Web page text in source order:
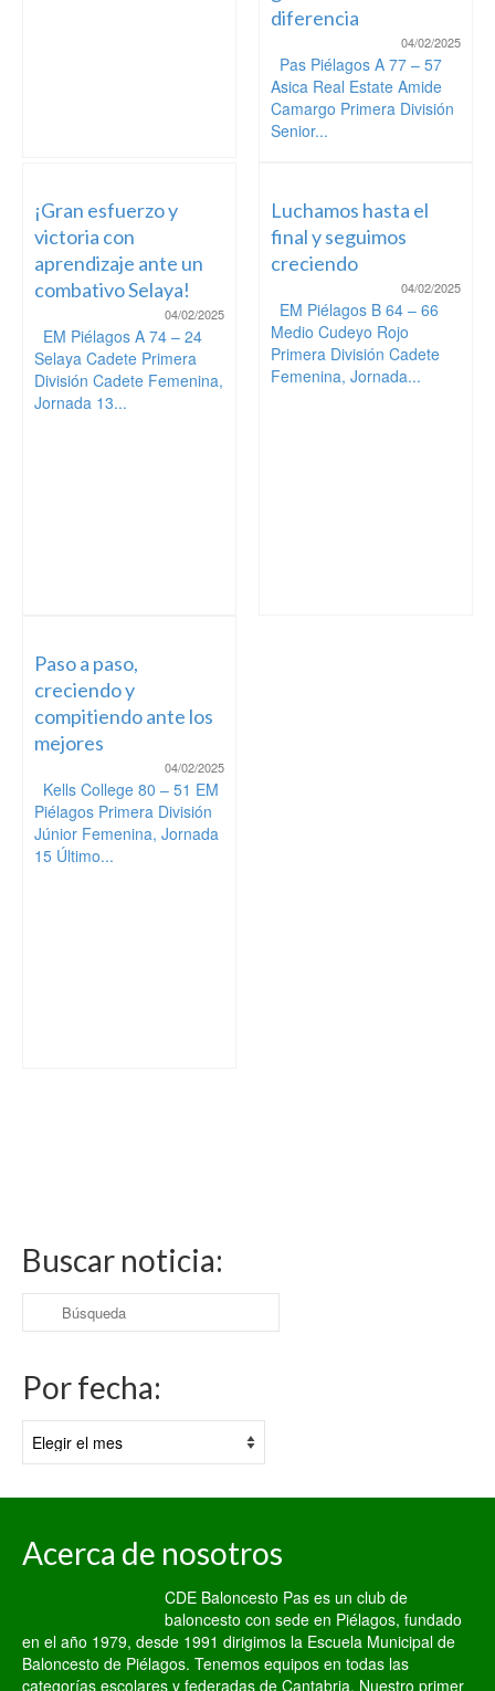
diferencia
04/02/2025
Pas Piélagos A 77 – 57
Asica Real Estate Amide
Camargo Primera División
Senior...
¡Gran esfuerzo y
victoria con
aprendizaje ante un
combativo Selaya!
04/02/2025
EM Piélagos A 74 – 24
Selaya Cadete Primera
División Cadete Femenina,
Jornada 13...
Luchamos hasta el
final y seguimos
creciendo
04/02/2025
EM Piélagos B 64 – 66
Medio Cudeyo Rojo
Primera División Cadete
Femenina, Jornada...
Paso a paso,
creciendo y
compitiendo ante los
mejores
04/02/2025
Kells College 80 – 51 EM
Piélagos Primera División
Júnior Femenina, Jornada
15 Último...
Buscar noticia:
Buscar
por:
Por fecha:
fecha:
Acerca de nosotros
CDE Baloncesto Pas es un club de
baloncesto con sede en Piélagos, fundado
en el año 1979, desde 1991 dirigimos la Escuela Municipal de
Baloncesto de Piélagos. Tenemos equipos en todas las
categorías escolares y federadas de Cantabria. Nuestro primer